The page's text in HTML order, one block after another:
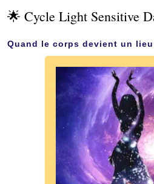
🌟 Cycle Light Sensitive
Quand le corps devient un